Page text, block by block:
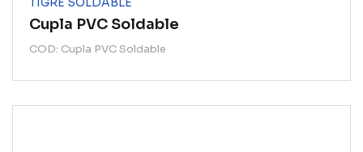
Cupla PVC Soldable
COD: Cupla PVC Soldable